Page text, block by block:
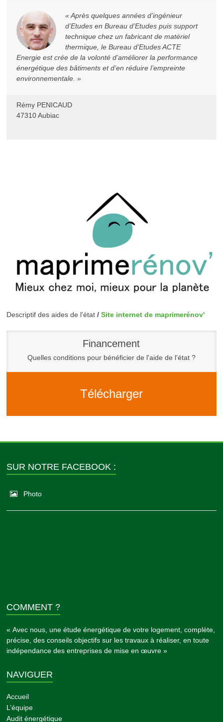
« Après quelques années d’ingénieur
d’Etudes en Bureau d’Etudes puis support
technique chez un fabricant de matériel
thermique, le Bureau d’Etudes ACTE
Energie est crée de la volonté d’améliorer la performance
énergétique des bâtiments et d’en réduire l’empreinte
environnementale. »
Rémy PENICAUD
47310 Aubiac
Descriptif des aides de l'état /Site internet de maprimerénov'
Financement
Quelles conditions pour bénéficier de l'aide de l'état ?
Télécharger
SUR NOTRE FACEBOOK :
Photo
COMMENT ?
« Avec nous, une étude énergétique de votre logement, complète,
précise, des conseils objectifs sur les travaux à réaliser, en toute
indépendance des entreprises de mise en œuvre »
NAVIGUER
Accueil
L’équipe
Audit énergétique